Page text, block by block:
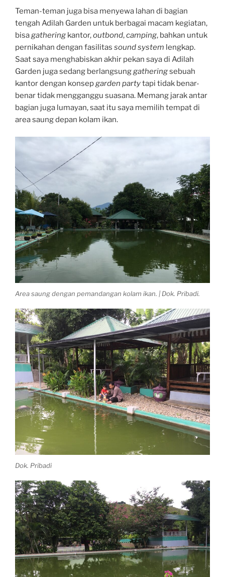
Teman-teman juga bisa menyewa lahan di bagian
tengah Adilah Garden untuk berbagai macam kegiatan,
bisagathering kantor,outbond,camping, bahkan untuk
pernikahan dengan fasilitas sound system lengkap.
Saat saya menghabiskan akhir pekan saya di Adilah
Garden juga sedang berlangsunggatheringsebuah
kantor dengan konsepgarden partytapi tidak benar-
benar tidak mengganggu suasana. Memang jarak antar
bagian juga lumayan, saat itu saya memilih tempat di
area saung depan kolam ikan.
Area saung dengan pemandangan kolam ikan. | Dok. Pribadi.
Dok. Pribadi